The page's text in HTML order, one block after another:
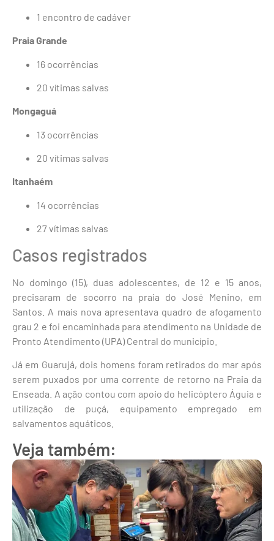
1 encontro de cadáver
Praia Grande
16 ocorrências
20 vítimas salvas
Mongaguá
13 ocorrências
20 vítimas salvas
Itanhaém
14 ocorrências
27 vítimas salvas
Casos registrados
No domingo (15), duas adolescentes, de 12 e 15 anos,
precisaram de socorro na praia do José Menino, em
Santos. A mais nova apresentava quadro de afogamento
grau 2 e foi encaminhada para atendimento na Unidade de
Pronto Atendimento (UPA) Central do município.
Já em Guarujá, dois homens foram retirados do mar após
serem puxados por uma corrente de retorno na Praia da
Enseada. A ação contou com apoio do helicóptero Águia e
utilização de puçá, equipamento empregado em
salvamentos aquáticos.
Veja também: